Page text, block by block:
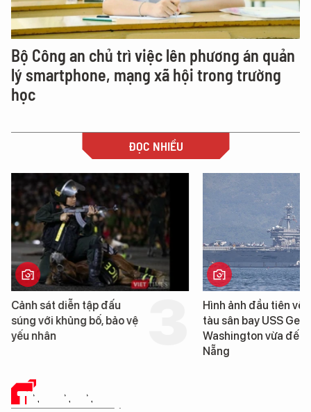
Bộ Công an chủ trì việc lên phương án quản
lý smartphone, mạng xã hội trong trường
học
ĐỌC NHIỀU
Cảnh sát diễn tập đấu
súng với khủng bố, bảo vệ
yếu nhân
Hình ảnh đầu tiên về
tàu sân bay USS
Washington vừa đến
Nẵng
TIN CÔNG NGHỆ